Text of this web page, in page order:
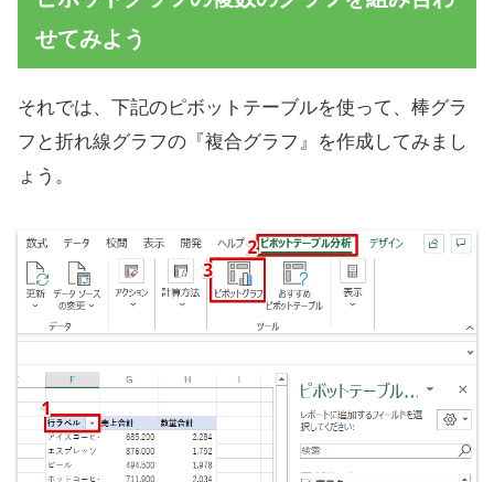
せてみよう
それでは、下記のピボットテーブルを使って、棒グラ
フと折れ線グラフの『複合グラフ』を作成してみまし
ょう。